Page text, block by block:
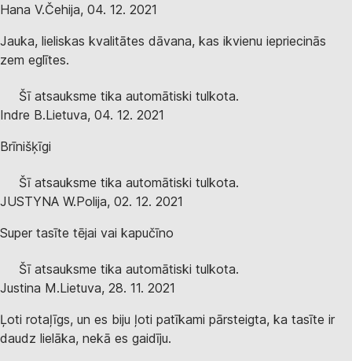
Hana V.Čehija, 04. 12. 2021
Jauka, lieliskas kvalitātes dāvana, kas ikvienu iepriecinās
zem eglītes.
Šī atsauksme tika automātiski tulkota.
Indre B.Lietuva, 04. 12. 2021
Brīnišķīgi
Šī atsauksme tika automātiski tulkota.
JUSTYNA W.Polija, 02. 12. 2021
Super tasīte tējai vai kapučīno
Šī atsauksme tika automātiski tulkota.
Justina M.Lietuva, 28. 11. 2021
Ļoti rotaļīgs, un es biju ļoti patīkami pārsteigta, ka tasīte ir
daudz lielāka, nekā es gaidīju.